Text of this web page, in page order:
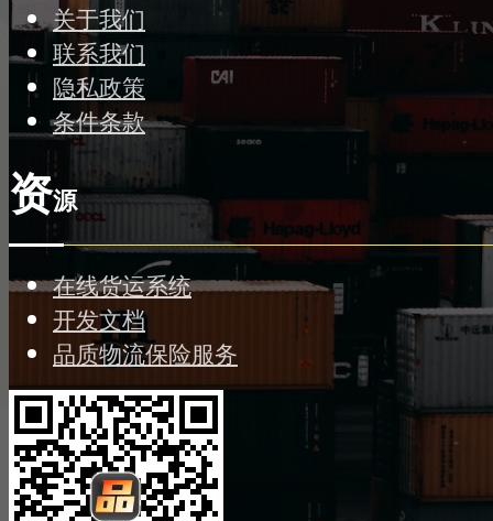
关于我们
联系我们
隐私政策
条件条款
资源
在线货运系统
开发文档
品质物流保险服务